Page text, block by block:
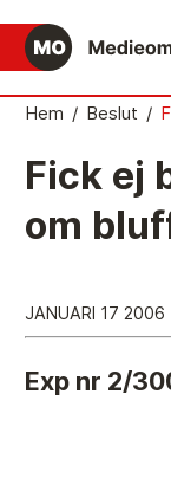
Det
Så här jobbar
systemet
Caspar Opitz är
Hem / Beslut /
Fick ej
om
JANUARI 17 2006
Exp nr 2/